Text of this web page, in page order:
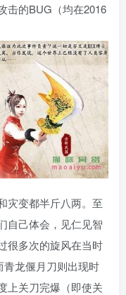
击的BUG（均在2016
灾变都半斤八两。至
自己体会，见仁见智
很多次的旋风在当时
青龙偃月刀则出现时
上关刀完爆（即使关